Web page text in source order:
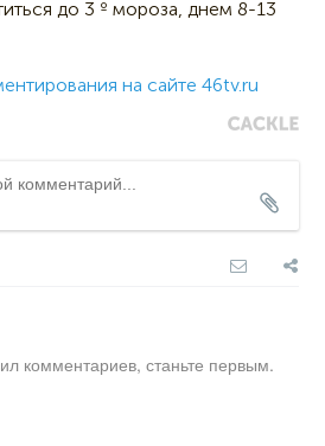
до 3 º мороза, днем 8-13
на сайте 46tv.ru
комментариев, станьте первым.